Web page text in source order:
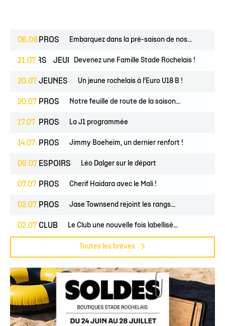
06.08 PROS Embarquez dans la pré-saison de nos...
21.07
ESPOIRS JEUNES Devenez une Famille Stade Rochelais !
20.07 JEUNES Un jeune rochelais à l’Euro U18 B !
20.07 PROS Notre feuille de route de la saison...
17.07 PROS La J1 programmée
14.07 PROS Jimmy Boeheim, un dernier renfort !
09.07 ESPOIRS Léo Dalger sur le départ
07.07 PROS Cherif Haidara avec le Mali !
02.07 PROS Jase Townsend rejoint les rangs...
02.07 CLUB Le Club une nouvelle fois labellisé...
Toutes les brèves